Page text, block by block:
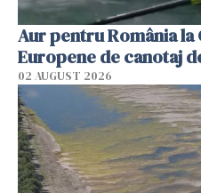
Aur pentru România
Europene de canotaj
02 AUGUST 2026